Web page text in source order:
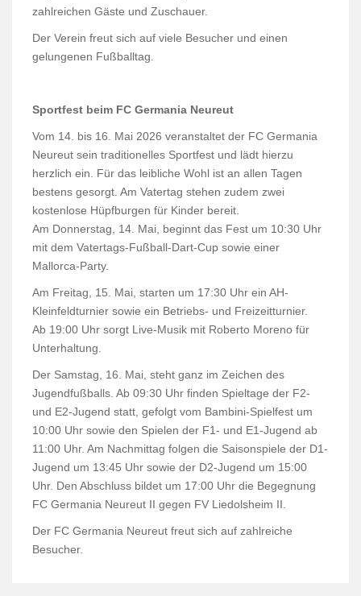
zahlreichen Gäste und Zuschauer.
Der Verein freut sich auf viele Besucher und einen
gelungenen Fußballtag.
Sportfest beim FC Germania Neureut
Vom 14. bis 16. Mai 2026 veranstaltet der FC Germania
Neureut sein traditionelles Sportfest und lädt hierzu
herzlich ein. Für das leibliche Wohl ist an allen Tagen
bestens gesorgt. Am Vatertag stehen zudem zwei
kostenlose Hüpfburgen für Kinder bereit.
Am Donnerstag, 14. Mai, beginnt das Fest um 10:30 Uhr
mit dem Vatertags-Fußball-Dart-Cup sowie einer
Mallorca-Party.
Am Freitag, 15. Mai, starten um 17:30 Uhr ein AH-
Kleinfeldturnier sowie ein Betriebs- und Freizeitturnier.
Ab 19:00 Uhr sorgt Live-Musik mit Roberto Moreno für
Unterhaltung.
Der Samstag, 16. Mai, steht ganz im Zeichen des
Jugendfußballs. Ab 09:30 Uhr finden Spieltage der F2-
und E2-Jugend statt, gefolgt vom Bambini-Spielfest um
10:00 Uhr sowie den Spielen der F1- und E1-Jugend ab
11:00 Uhr. Am Nachmittag folgen die Saisonspiele der D1-
Jugend um 13:45 Uhr sowie der D2-Jugend um 15:00
Uhr. Den Abschluss bildet um 17:00 Uhr die Begegnung
FC Germania Neureut II gegen FV Liedolsheim II.
Der FC Germania Neureut freut sich auf zahlreiche
Besucher.